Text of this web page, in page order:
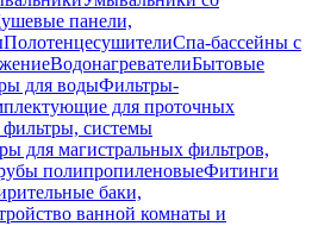
панели,
ПолотенцесушителиСпа-бассейны с
ВодонагревателиБытовые
для водыФильтры-
для проточных
системы
для магистральных фильтров,
полипропиленовыеФитинги
баки,
ванной комнаты и